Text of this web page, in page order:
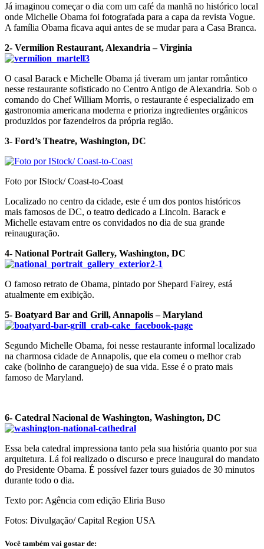
Já imaginou começar o dia com um café da manhã no histórico local
onde Michelle Obama foi fotografada para a capa da revista Vogue.
A família Obama ficava aqui antes de se mudar para a Casa Branca.
2- Vermilion Restaurant, Alexandria – Virginia
O casal Barack e Michelle Obama já tiveram um jantar romântico
nesse restaurante sofisticado no Centro Antigo de Alexandria. Sob o
comando do Chef William Morris, o restaurante é especializado em
gastronomia americana moderna e prioriza ingredientes orgânicos
produzidos por fazendeiros da própria região.
3- Ford’s Theatre, Washington, DC
Foto por IStock/ Coast-to-Coast
Localizado no centro da cidade, este é um dos pontos históricos
mais famosos de DC, o teatro dedicado a Lincoln. Barack e
Michelle estavam entre os convidados no dia de sua grande
reinauguração.
4- National Portrait Gallery, Washington, DC
O famoso retrato de Obama, pintado por Shepard Fairey, está
atualmente em exibição.
5- Boatyard Bar and Grill, Annapolis – Maryland
Segundo Michelle Obama, foi nesse restaurante informal localizado
na charmosa cidade de Annapolis, que ela comeu o melhor crab
cake (bolinho de caranguejo) de sua vida. Esse é o prato mais
famoso de Maryland.
6- Catedral Nacional de Washington, Washington, DC
Essa bela catedral impressiona tanto pela sua história quanto por sua
arquitetura. Lá foi realizado o discurso e prece inaugural do mandato
do Presidente Obama. É possível fazer tours guiados de 30 minutos
durante todo o dia.
Texto por: Agência com edição Eliria Buso
Fotos: Divulgação/ Capital Region USA
Você também vai gostar de: